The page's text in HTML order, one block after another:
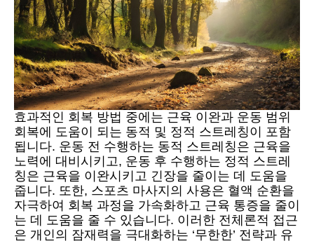
효과적인 회복 방법 중에는 근육 이완과 운동 범위
회복에 도움이 되는 동적 및 정적 스트레칭이 포함
됩니다. 운동 전 수행하는 동적 스트레칭은 근육을
노력에 대비시키고, 운동 후 수행하는 정적 스트레
칭은 근육을 이완시키고 긴장을 줄이는 데 도움을
줍니다. 또한, 스포츠 마사지의 사용은 혈액 순환을
자극하여 회복 과정을 가속화하고 근육 통증을 줄이
는 데 도움을 줄 수 있습니다. 이러한 전체론적 접근
은 개인의 잠재력을 극대화하는 ‘무한한’ 전략과 유